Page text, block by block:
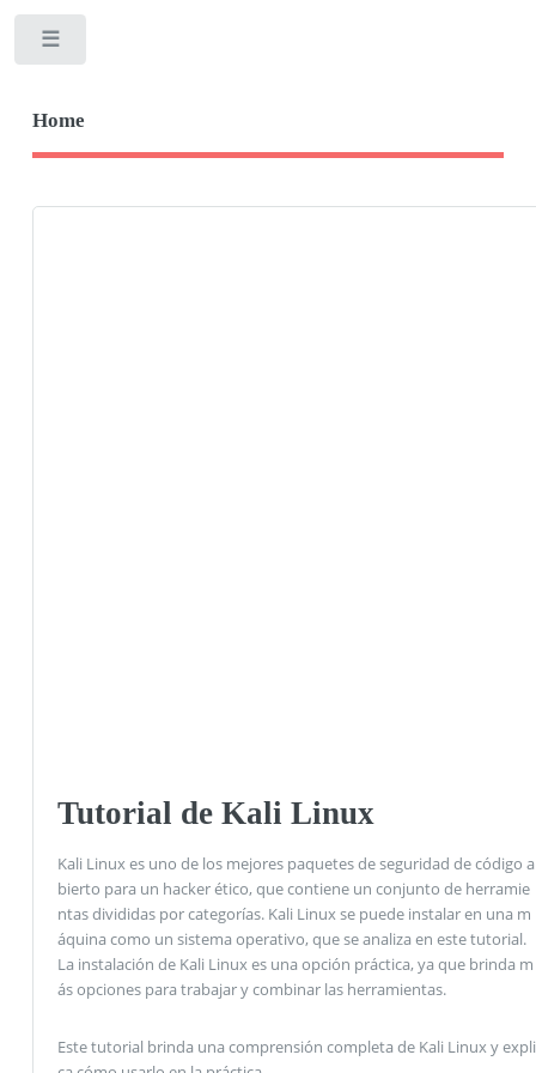
Home
Tutorial de Kali Linux
Kali Linux es uno de los mejores paquetes de seguridad de código a
bierto para un hacker ético, que contiene un conjunto de herramie
ntas divididas por categorías. Kali Linux se puede instalar en una m
áquina como un sistema operativo, que se analiza en este tutorial.
La instalación de Kali Linux es una opción práctica, ya que brinda m
ás opciones para trabajar y combinar las herramientas.
Este tutorial brinda una comprensión completa de Kali Linux y expli